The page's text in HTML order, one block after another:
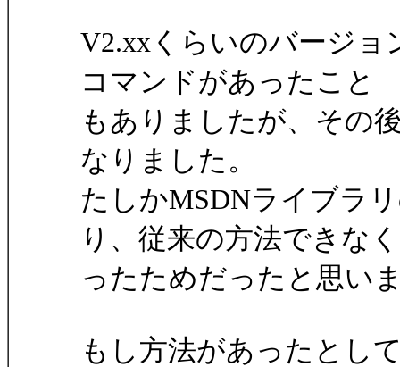
V2.xxくらいのバージョ
コマンドがあったこと
もありましたが、その
なりました。
たしかMSDNライブラ
り、従来の方法できな
ったためだったと思い
もし方法があったとし